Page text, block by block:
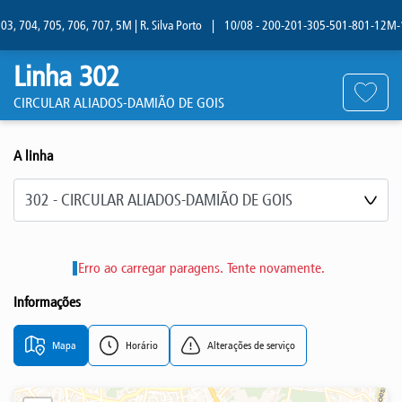
704, 705, 706, 707, 5M | R. Silva Porto | 10/08 - 200-201-305-501-801-12M-
Linha 302
CIRCULAR ALIADOS-DAMIÃO DE GOIS
A linha
Erro ao carregar paragens. Tente novamente.
Informações
Mapa Horário Alterações de serviço